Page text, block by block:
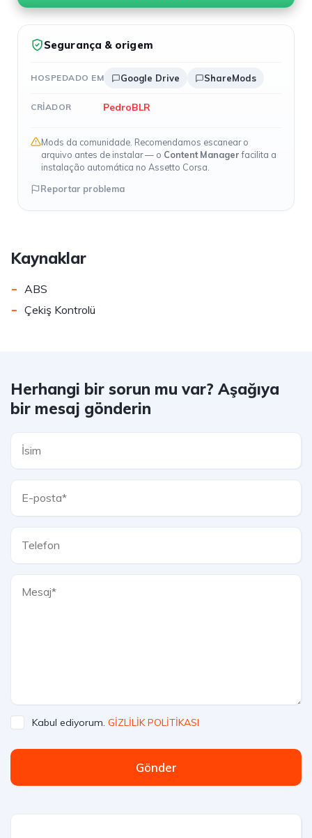
Segurança & origem
HOSPEDADO EM Google Drive ShareMods
CRIADOR PedroBLR
Mods da comunidade. Recomendamos escanear o
arquivo antes de instalar — o Content Managerfacilita a
instalação automática no Assetto Corsa.
Reportar problema
Kaynaklar
- ABS
- Çekiş Kontrolü
Herhangi bir sorun mu var? Aşağıya
bir mesaj gönderin
Kabul ediyorum. GİZLİLİK POLİTİKASI
Gönder